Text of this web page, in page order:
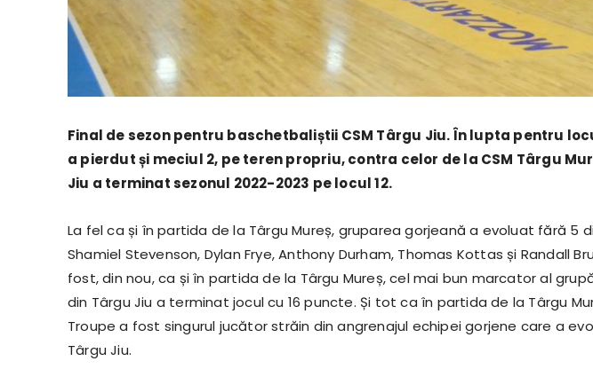
Final de sezon pentru baschetbaliștii CSM Târgu Jiu. În lupta pentru
a pierdut și meciul 2, pe teren propriu, contra celor de la CSM Târgu
Jiu a terminat sezonul 2022-2023 pe locul 12.
La fel ca și în partida de la Târgu Mureș, gruparea gorjeană a evoluat fără 5
Shamiel Stevenson, Dylan Frye, Anthony Durham, Thomas Kottas și Randall
fost, din nou, ca și în partida de la Târgu Mureș, cel mai bun marcator al
din Târgu Jiu a terminat jocul cu 16 puncte. Și tot ca în partida de la Târgu
Troupe a fost singurul jucător străin din angrenajul echipei gorjene care a
Târgu Jiu.